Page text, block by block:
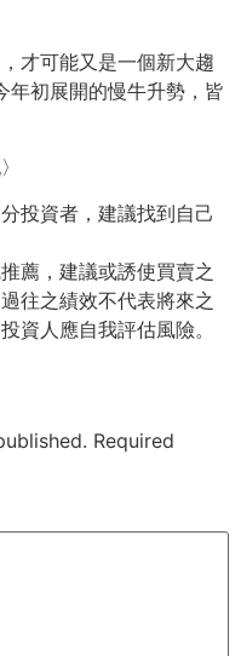
才可能又是一個新大趨
年初展開的慢牛升勢，皆
投資者，建議找到自己
薦，建議或誘使買賣之
往之績效不代表將來之
資人應自我評估風險。
Required